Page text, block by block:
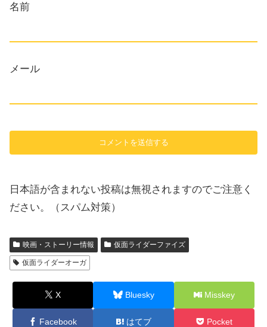
名前
メール
日本語が含まれない投稿は無視されますのでご注意く
ださい。（スパム対策）
映画・ストーリー情報 仮面ライダーファイズ
仮面ライダーオーガ
X Bluesky Misskey
Facebook はてブ Pocket